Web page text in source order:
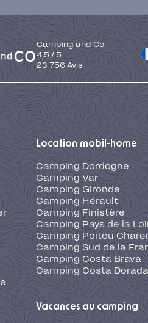
Camping and Co
4,5 / 5
23 756Avis
Location mobil-home
Camping Dordogne
Camping Var
Camping Gironde
Camping Hérault
Camping Finistère
Camping Pays de la
Camping Poitou
Camping Sud de la
Camping Costa Brava
Camping Costa Dorada
Vacances au camping